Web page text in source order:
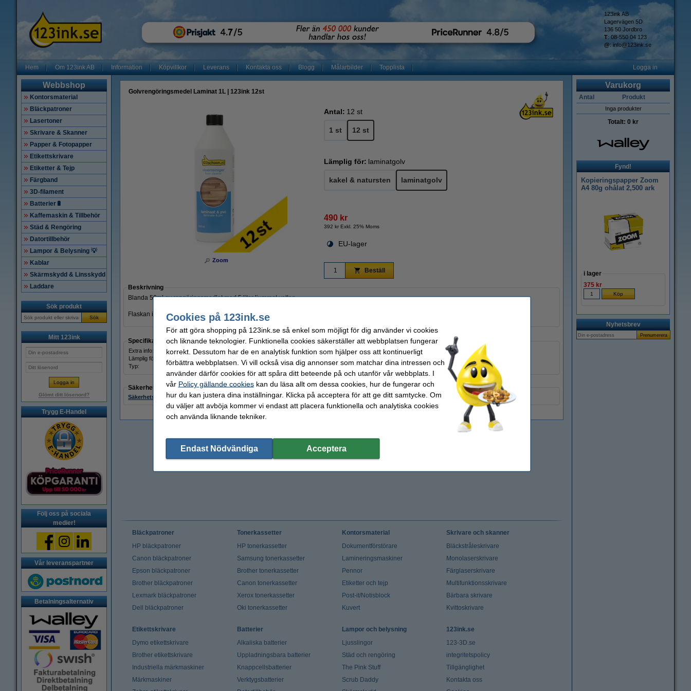
123ink AB
Lagervägen 5D
136 50 Jordbro
T: 08-550 04 123
@: info@123ink.se
Hem Om 123ink AB Information Köpvillkor Leverans Kontakta oss Blogg Målarbilder Topplista Logga in
Webbshop
Kontorsmaterial
Bläckpatroner
Lasertoner
Skrivare & Skanner
Papper & Fotopapper
Etikettskrivare
Etiketter & Tejp
Färgband
3D-filament
Batterier🔋
Kaffemaskin & Tillbehör
Städ & Rengöring
Datortillbehör
Lampor & Belysning 💡
Kablar
Skärmskydd & Linsskydd
Laddare
Sök produkt
Sök
Mitt 123ink
Glömt ditt lösenord?
Trygg E-Handel
Följ oss på sociala
medier!
Vår leveranspartner
Betalningsalternativ
Golvrengöringsmedel Laminat 1L | 123ink 12st
Zoom
Antal: 12 st
1 st 12 st
Lämplig för: laminatgolv
kakel & natursten laminatgolv
490 kr
392 kr Exkl. 25% Moms
EU-lager
Beställ
Beskrivning
Blanda 50ml av rengöringsmedlet med 5 liter ljummet vatten.
Flaskan innehåller 1L. Det här är ett 12-pack.
Specifikationer
Extra info: Säkerhetsinformation Varumärke:
123ink
Lämplig för:
1 L
Typ:
golvrengöring Antal: 12 st
Säkerhetsdatablad
Säkerhetsdatablad
Varukorg
Antal Produkt
Inga produkter
Totalt: 0 kr
Fynd!
Kopieringspapper Zoom
A4 80g ohålat 2,500 ark
i lager
375 kr
Nyhetsbrev
Bläckpatroner
HP bläckpatroner
Canon bläckpatroner
Epson bläckpatroner
Brother bläckpatroner
Lexmark bläckpatroner
Dell bläckpatroner
Tonerkassetter
HP tonerkassetter
Samsung tonerkassetter
Brother tonerkassetter
Canon tonerkassetter
Xerox tonerkassetter
Oki tonerkassetter
Kontorsmaterial
Dokumentförstörare
Lamineringsmaskiner
Pennor
Etiketter och tejp
Post-it/Notisblock
Kuvert
Skrivare och skanner
Bläckstråleskrivare
Monolaserskrivare
Färglaserskrivare
Multifunktionsskrivare
Bärbara skrivare
Kvittoskrivare
Etikettskrivare
Dymo etikettskrivare
Brother etikettskrivare
Industriella märkmaskiner
Märkmaskiner
Batterier
Alkaliska batterier
Uppladningsbara batterier
Knappcellsbatterier
Verktygsbatterier
Lampor och belysning
Ljusslingor
Städ och rengöring
The Pink Stuff
Scrub Daddy
123ink.se
123-3D.se
integritetspolicy
Tillgänglighet
Kontakta oss
Cookies på 123ink.se
För att göra shopping på 123ink.se så enkel som möjligt för dig använder vi cookies
och liknande teknologier. Funktionella cookies säkerställer att webbplatsen fungerar
korrekt. Dessutom har de en analytisk funktion som hjälper oss att kontinuerligt
förbättra webbplatsen. Vi vill också visa dig annonser som matchar dina intressen och
använder därför cookies för att spåra ditt beteende på och utanför vår webbplats. I
vår Policy gällande cookieskan du läsa allt om dessa cookies, hur de fungerar och
hur du kan justera dina inställningar. Klicka på acceptera för att ge ditt samtycke. Om
du väljer att avböja kommer vi endast att placera funktionella och analytiska cookies
och använda liknande tekniker.
Endast Nödvändiga Acceptera